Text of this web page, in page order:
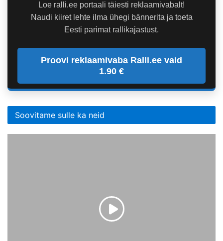
Loe ralli.ee portaali täiesti reklaamivabalt!
Naudi kiiret lehte ilma ühegi bännerita ja toeta
Eesti parimat rallikajastust.
Proovi reklaamivaba Ralli.ee vaid
1.90 €
Soovitame sulle ka neid